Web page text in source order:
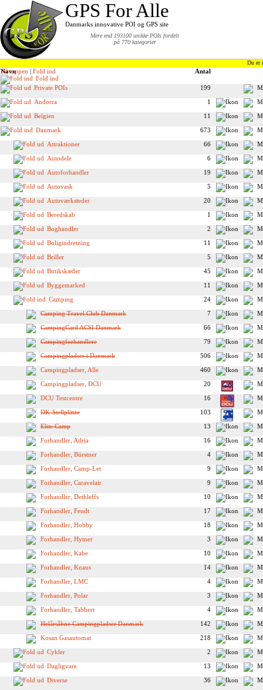
Mere end 193100 unikke POIs fordelt
på 770 kategorier
GPS For Alle
Danmarks innovative POI og GPS site
Du er
Til toppen | Fold ind
Navn
Antal
Fold ind
Private POIs
199
Andorra
1
Belgien
11
Danmark
673
Attraktioner
66
Autodele
6
Autoforhandler
19
Autovask
5
Autoværksteder
20
Beredskab
1
Boghandler
2
Boligindretning
11
Briller
5
Butikskæder
45
Byggemarked
11
Camping
24
Camping Travel Club Danmark
7
CampingCard ACSI Danmark
66
Campingforhandlere
79
Campingpladser i Danmark
506
Campingpladser, Alle
460
Campingpladser, DCU
20
DCU Testcentre
16
DK-Stellplätze
103
Elite Camp
13
Forhandler, Adria
16
Forhandler, Bürstner
4
Forhandler, Camp-Let
9
Forhandler, Caravelair
9
Forhandler, Dethleffs
10
Forhandler, Fendt
17
Forhandler, Hobby
18
Forhandler, Hymer
3
Forhandler, Kabe
10
Forhandler, Knaus
14
Forhandler, LMC
4
Forhandler, Polar
3
Forhandler, Tabbert
4
Helårsåbne Campingpladser Danmark
142
Kosan Gasautomat
218
Cykler
2
Dagligvare
13
Diverse
36